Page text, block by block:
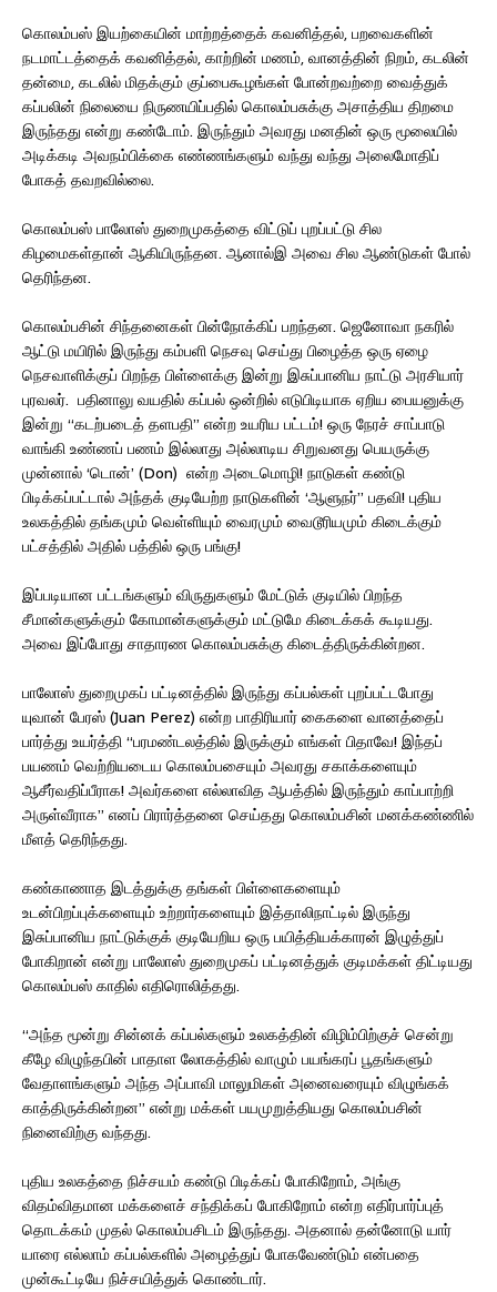
கொலம்பஸ் இயற்கையின் மாற்றத்தைக் கவனித்தல், பறவைகளின்
நடமாட்டத்தைக் கவனித்தல், காற்றின் மணம், வானத்தின் நிறம், கடலின்
தன்மை, கடலில் மிதக்கும் குப்பைகூழங்கள் போன்றவற்றை வைத்துக்
கப்பலின் நிலையை நிருணயிப்பதில் கொலம்பசுக்கு அசாத்திய திறமை
இருந்தது என்று கண்டோம். இருந்தும் அவரது மனதின் ஒரு மூலையில்
அடிக்கடி அவநம்பிக்கை எண்ணங்களும் வந்து வந்து அலைமோதிப்
போகத் தவறவில்லை.
கொலம்பஸ் பாலோஸ் துறைமுகத்தை விட்டுப் புறப்பட்டு சில
கிழமைகள்தான் ஆகியிருந்தன. ஆனால்இ அவை சில ஆண்டுகள் போல்
தெரிந்தன.
கொலம்பசின் சிந்தனைகள் பின்நோக்கிப் பறந்தன. ஜெனோவா நகரில்
ஆட்டு மயிரில் இருந்து கம்பளி நெசவு செய்து பிழைத்த ஒரு ஏழை
நெசவாளிக்குப் பிறந்த பிள்ளைக்கு இன்று இசுப்பானிய நாட்டு அரசியார்
புரவலர். பதினாலு வயதில் கப்பல் ஒன்றில் எடுபிடியாக ஏறிய பையனுக்கு
இன்று “கடற்படைத் தளபதி” என்ற உயரிய பட்டம்! ஒரு நேரச் சாப்பாடு
வாங்கி உண்ணப் பணம் இல்லாது அல்லாடிய சிறுவனது பெயருக்கு
முன்னால் ‘டொன்’ (Don) என்ற அடைமொழி! நாடுகள் கண்டு
பிடிக்கப்பட்டால் அந்தக் குடியேற்ற நாடுகளின் ‘ஆளுநர்” பதவி! புதிய
உலகத்தில் தங்கமும் வெள்ளியும் வைரமும் வைடூரியமும் கிடைக்கும்
பட்சத்தில் அதில் பத்தில் ஒரு பங்கு!
இப்படியான பட்டங்களும் விருதுகளும் மேட்டுக் குடியில் பிறந்த
சீமான்களுக்கும் கோமான்களுக்கும் மட்டுமே கிடைக்கக் கூடியது.
அவை இப்போது சாதாரண கொலம்பசுக்கு கிடைத்திருக்கின்றன.
பாலோஸ் துறைமுகப் பட்டினத்தில் இருந்து கப்பல்கள் புறப்பட்டபோது
யுவான் பேரஸ் (Juan Perez) என்ற பாதிரியார் கைகளை வானத்தைப்
பார்த்து உயர்த்தி “பரமண்டலத்தில் இருக்கும் எங்கள் பிதாவே! இந்தப்
பயணம் வெற்றியடைய கொலம்பசையும் அவரது சகாக்களையும்
ஆசீர்வதிப்பீராக! அவர்களை எல்லாவித ஆபத்தில் இருந்தும் காப்பாற்றி
அருள்வீராக” எனப் பிரார்த்தனை செய்தது கொலம்பசின் மனக்கண்ணில்
மீளத் தெரிந்தது.
கண்காணாத இடத்துக்கு தங்கள் பிள்ளைகளையும்
உடன்பிறப்புக்களையும் உற்றார்களையும் இத்தாலிநாட்டில் இருந்து
இசுப்பானிய நாட்டுக்குக் குடியேறிய ஒரு பயித்தியக்காரன் இழுத்துப்
போகிறான் என்று பாலோஸ் துறைமுகப் பட்டினத்துக் குடிமக்கள் திட்டியது
கொலம்பஸ் காதில் எதிரொலித்தது.
“அந்த மூன்று சின்னக் கப்பல்களும் உலகத்தின் விழிம்பிற்குச் சென்று
கீழே விழுந்தபின் பாதாள லோகத்தில் வாழும் பயங்கரப் பூதங்களும்
வேதாளங்களும் அந்த அப்பாவி மாலுமிகள் அனைவரையும் விழுங்கக்
காத்திருக்கின்றன” என்று மக்கள் பயமுறுத்தியது கொலம்பசின்
நினைவிற்கு வந்தது.
புதிய உலகத்தை நிச்சயம் கண்டு பிடிக்கப் போகிறோம், அங்கு
விதம்விதமான மக்களைச் சந்திக்கப் போகிறோம் என்ற எதிர்பார்ப்புத்
தொடக்கம் முதல் கொலம்பசிடம் இருந்தது. அதனால் தன்னோடு யார்
யாரை எல்லாம் கப்பல்களில் அழைத்துப் போகவேண்டும் என்பதை
முன்கூட்டியே நிச்சயித்துக் கொண்டார்.